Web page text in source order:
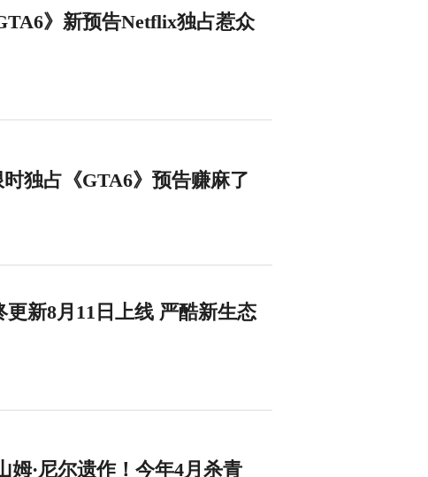
》新预告Netflix独占惹众
独占《GTA6》预告赚麻了
新8月11日上线 严酷新生态
姆·尼尔遗作！今年4月杀青